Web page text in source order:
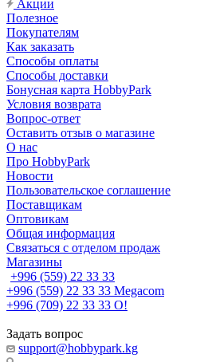
Акции
Полезное
Покупателям
Как заказать
Способы оплаты
Способы доставки
Бонусная карта HobbyPark
Условия возврата
Вопрос-ответ
Оставить отзыв о магазине
О нас
Про HobbyPark
Новости
Пользовательское соглашение
Поставщикам
Оптовикам
Общая информация
Связаться с отделом продаж
Магазины
+996 (559) 22 33 33
+996 (559) 22 33 33 Megacom
+996 (709) 22 33 33 O!
Задать вопрос
support@hobbypark.kg